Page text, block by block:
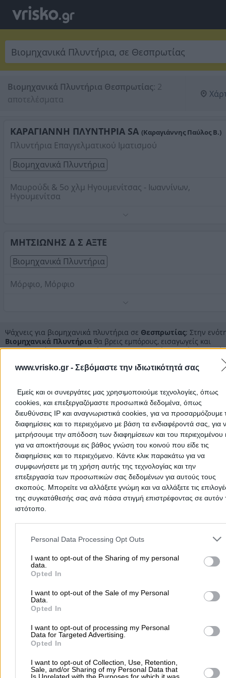
www.vrisko.gr - Σεβόμαστε την ιδιωτικότητά σας
Εμείς και οι συνεργάτες μας χρησιμοποιούμε τεχνολογίες, όπως
cookies, και επεξεργαζόμαστε προσωπικά δεδομένα, όπως
διευθύνσεις IP και αναγνωριστικά cookies, για να προσαρμόζουμε
διαφημίσεις και το περιεχόμενο με βάση τα ενδιαφέροντά σας, για
μετρήσουμε την απόδοση των διαφημίσεων και του περιεχομένου
για να αποκτήσουμε εις βάθος γνώση του κοινού που είδε τις
διαφημίσεις και το περιεχόμενο. Κάντε κλικ παρακάτω για να
συμφωνήσετε με τη χρήση αυτής της τεχνολογίας και την
επεξεργασία των προσωπικών σας δεδομένων για αυτούς τους
σκοπούς. Μπορείτε να αλλάξετε γνώμη και να αλλάξετε τις
της συγκατάθεσής σας ανά πάσα στιγμή επιστρέφοντας σε αυτόν
ιστότοπο.
Please note that this website/app uses one or more Google
and may gather and store information including but not limited to
to Google and its third-party tags to use your data for below
purposes in below Google consent section.
Personal Data Processing Opt Outs
I want to opt-out of the Sharing of my personal
data.
Opted In
I want to opt-out of the Sale of my Personal
Data.
Opted In
I want to opt-out of processing my Personal
Data for Targeted Advertising.
Opted In
I want to opt-out of Collection, Use, Retention,
Sale, and/or Sharing of my Personal Data that
Βιομηχανικά Πλυντήρια Θεσπρωτίας: 2
αποτελέσματα
ΚΑΡΑΓΙΑΝΝΗ ΠΛΥΝΤΗΡΙΑ SA (Καραγιάννης Παύλος Β.)
Πλυντήρια Επαγγελματικού Ιματισμού
Βιομηχανικά Πλυντήρια
Μαυρούδι & 5ο χλμ Ηγουμενίτσας - Ιωαννίνων,
Ηγουμενίτσα
Θεσπρωτίας
ΜΗΤΣΙΩΝΗΣ Δ Σ ΑΞΤΕ
Βιομηχανικά Πλυντήρια
Μόρφιο, Μόρφιο
Θεσπρωτίας
Ψάχνεις για βιομηχανικά πλυντήρια σε Θεσπρωτίας; Στην
Βιομηχανικά Πλυντήρια θα βρεις εμπόρους, εισαγωγείς και
επαγγελματίες που εμπορεύονται βιομηχανικά πλυντήρια,
Ενδιαφέρεσαι για αγορά βιομηχανικού πλυντηρίου; Μήπως
κομμωτηρίων;
Εδώ θα βρεις όλες τις επιχειρήσεις που ειδικεύονται στα
πλυντήρια σε Θεσπρωτίαςγια να επιλέξεις αυτή που θα
ανάγκες σου.
Η επαγγελματική εμπειρία, το απόθεμα, ο εξοπλισμός και η
εξυπηρέτηση, είναι κάποια από τα βασικά κριτήρια για την
της κατάλληλης για σένα.
Αρχική > Νομός Θεσπρωτίας > Βιομηχανικά Πλυντήρια
Δημοφιλείς Αναζητήσεις
Μετακομίσεις & Μεταφορές Κλειδιά & Κλειδαριές
Ψυχολόγοι Παιδικοί Σταθμοί Οδοντίατροι
Υδραυλικοί - Υδραυλικές Εγκαταστάσεις
Τοπική Αναζήτηση
Περιστέρι Καβάλα Τρίπολη Καλλιθέα
Ρόδος
Πειραιάς
περισσότερα >>